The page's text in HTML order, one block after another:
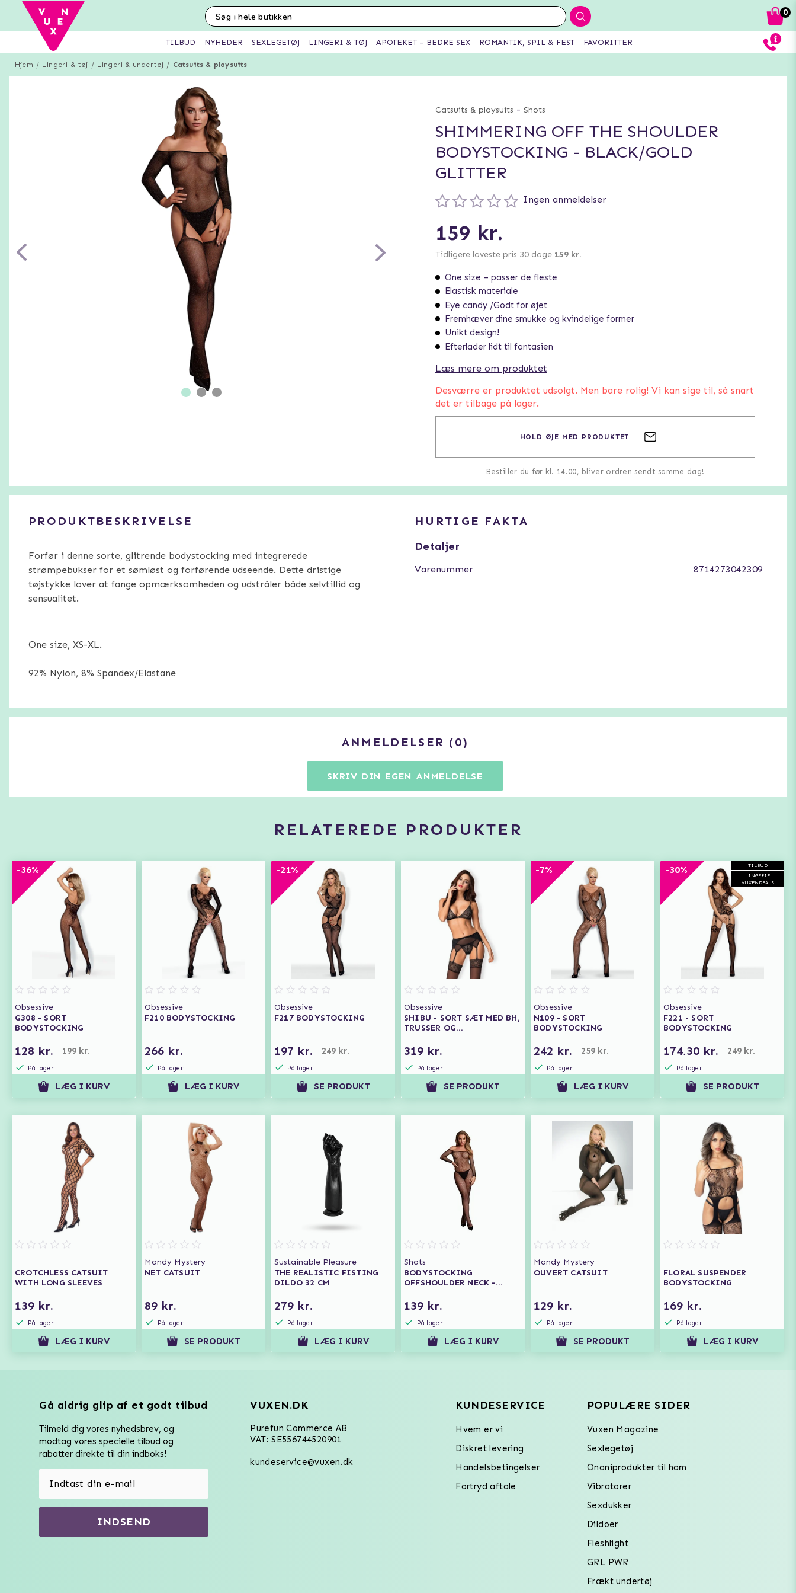
Hjem Lingeri & tøj Lingeri & undertøj Catsuits & playsuits
Catsuits & playsuits - Shots
SHIMMERING OFF THE SHOULDER
BODYSTOCKING - BLACK/GOLD
GLITTER
Ingen anmeldelser
159 kr.
Tidligere laveste pris 30 dage 159 kr.
One size – passer de fleste
Elastisk materiale
Eye candy /Godt for øjet
Fremhæver dine smukke og kvindelige former
Unikt design!
Efterlader lidt til fantasien
Læs mere om produktet
Desværre er produktet udsolgt. Men bare rolig! Vi kan sige til, så snart
det er tilbage på lager.
HOLD ØJE MED PRODUKTET
Bestiller du før kl. 14.00, bliver ordren sendt samme dag!
PRODUKTBESKRIVELSE
Forfør i denne sorte, glitrende bodystocking med integrerede
strømpebukser for et sømløst og forførende udseende. Dette dristige
tøjstykke lover at fange opmærksomheden og udstråler både selvtillid og
sensualitet.
One size, XS-XL.
92% Nylon, 8% Spandex/Elastane
HURTIGE FAKTA
Detaljer
Varenummer 8714273042309
ANMELDELSER 0
SKRIV DIN EGEN ANMELDELSE
RELATEREDE PRODUKTER
-36%
Obsessive
G308 - SORT
BODYSTOCKING
128 kr. 199 kr.
På lager
LÆG I KURV
Obsessive
F210 BODYSTOCKING
266 kr.
På lager
LÆG I KURV
-21%
Obsessive
F217 BODYSTOCKING
197 kr. 249 kr.
På lager
SE PRODUKT
Obsessive
SHIBU - SORT SÆT MED BH,
TRUSSER OG
319 kr.
På lager
SE PRODUKT
-7%
Obsessive
N109 - SORT
BODYSTOCKING
242 kr. 259 kr.
På lager
LÆG I KURV
TILBUD
LINGERIE
VUXENDEALS
-30%
Obsessive
F221 - SORT
BODYSTOCKING
174,30 kr. 249 kr.
På lager
SE PRODUKT
CROTCHLESS CATSUIT
WITH LONG SLEEVES
139 kr.
På lager
LÆG I KURV
Mandy Mystery
NET CATSUIT
89 kr.
På lager
SE PRODUKT
Sustainable Pleasure
THE REALISTIC FISTING
DILDO 32 CM
279 kr.
På lager
LÆG I KURV
Shots
BODYSTOCKING
OFFSHOULDER NECK -
139 kr.
På lager
LÆG I KURV
Mandy Mystery
OUVERT CATSUIT
129 kr.
På lager
SE PRODUKT
FLORAL SUSPENDER
BODYSTOCKING
169 kr.
På lager
LÆG I KURV
0
TILBUD NYHEDER SEXLEGETØJ LINGERI & TØJ APOTEKET – BEDRE SEX ROMANTIK, SPIL & FEST FAVORITTER
Gå aldrig glip af et godt tilbud
Tilmeld dig vores nyhedsbrev, og
modtag vores specielle tilbud og
rabatter direkte til din indboks!
INDSEND
VUXEN.DK
Purefun Commerce AB
VAT: SE556744520901
kundeservice@vuxen.dk
KUNDESERVICE
Hvem er vi
Diskret levering
Handelsbetingelser
Fortryd aftale
POPULÆRE SIDER
Vuxen Magazine
Sexlegetøj
Onaniprodukter til ham
Vibratorer
Sexdukker
Dildoer
Fleshlight
GRL PWR
Frækt undertøj